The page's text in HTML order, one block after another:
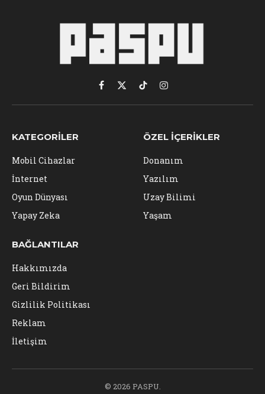
Facebook
X
(Twitter)
TikTokInstagram
KATEGORILER
Mobil Cihazlar
İnternet
Oyun Dünyası
Yapay Zeka
ÖZEL İÇERIKLER
Donanım
Yazılım
Uzay Bilimi
Yaşam
BAĞLANTILAR
Hakkımızda
Geri Bildirim
Gizlilik Politikası
Reklam
İletişim
© 2026 PASPU.